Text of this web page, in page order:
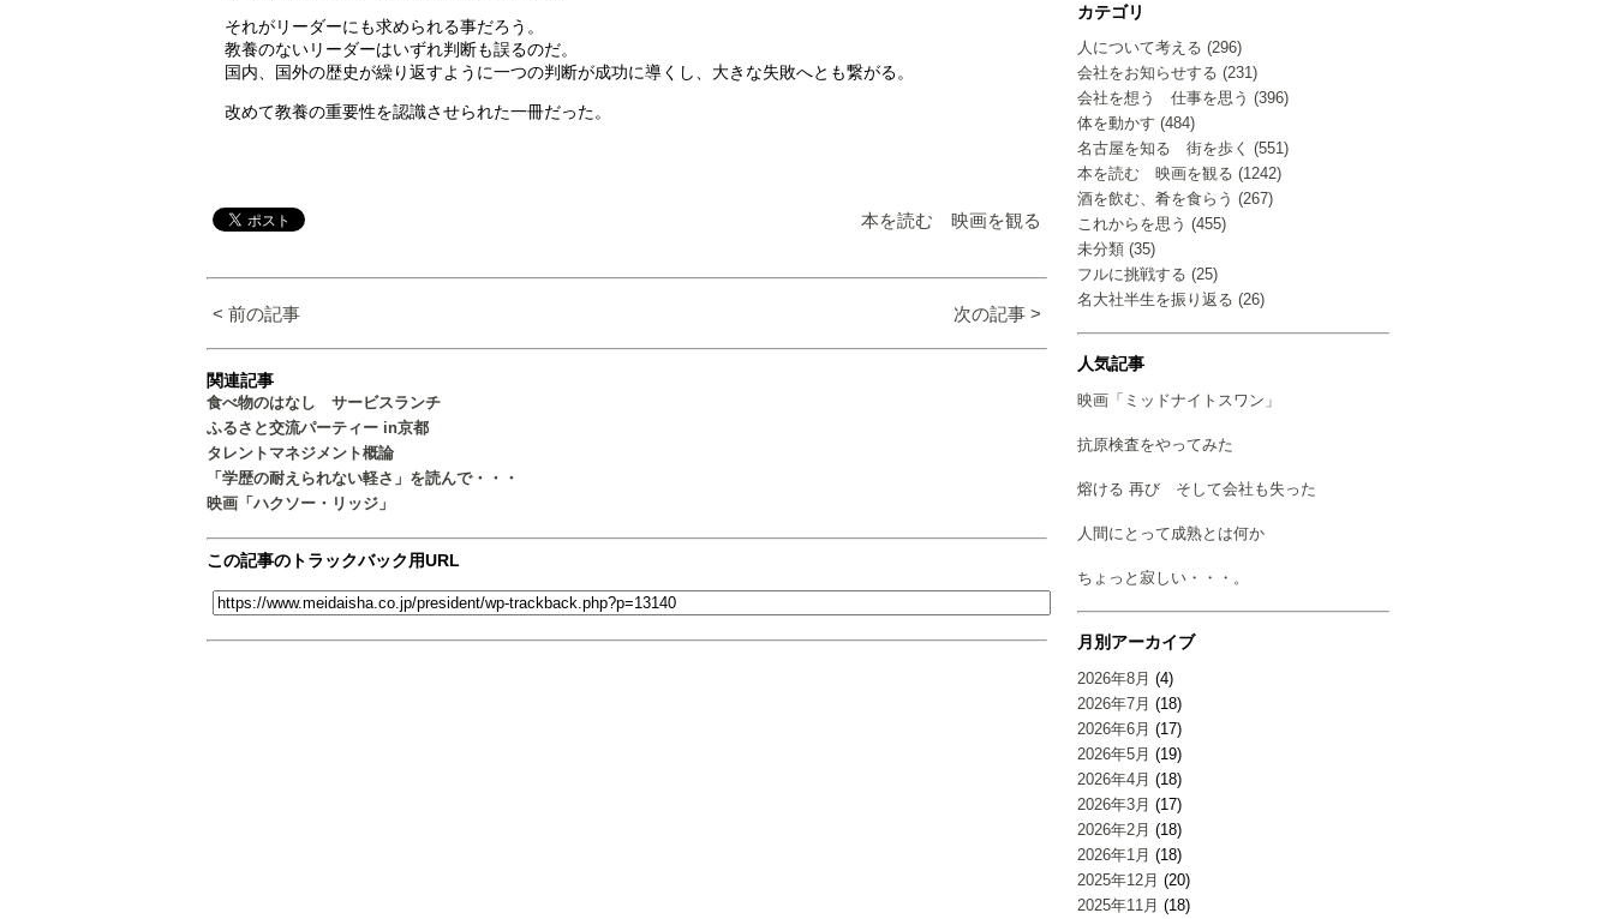
カテゴリ
人について考える (296)
会社をお知らせする (231)
会社を想う 仕事を思う (396)
体を動かす (484)
名古屋を知る 街を歩く (551)
本を読む 映画を観る (1242)
酒を飲む、肴を食らう (267)
これからを思う (455)
未分類 (35)
フルに挑戦する (25)
名大社半生を振り返る (26)
人気記事
映画「ミッドナイトスワン」
抗原検査をやってみた
熔ける 再び そして会社も失った
人間にとって成熟とは何か
ちょっと寂しい・・・。
月別アーカイブ
2026年8月 (4)
2026年7月 (18)
2026年6月 (17)
2026年5月 (19)
2026年4月 (18)
2026年3月 (17)
2026年2月 (18)
2026年1月 (18)
2025年12月 (20)
2025年11月 (18)
それがリーダーにも求められる事だろう。
教養のないリーダーはいずれ判断も誤るのだ。
国内、国外の歴史が繰り返すように一つの判断が成功に導くし、大きな失敗へとも繋がる。
改めて教養の重要性を認識させられた一冊だった。
本を読む 映画を観る
< 前の記事 次の記事 >
関連記事
食べ物のはなし サービスランチ
ふるさと交流パーティー in京都
タレントマネジメント概論
「学歴の耐えられない軽さ」を読んで・・・
映画「ハクソー・リッジ」
この記事のトラックバック用URL